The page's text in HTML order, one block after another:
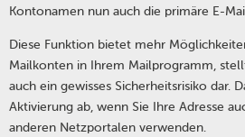
Kontonamen nun auch die primäre E-
Diese Funktion bietet mehr
Mailkonten in Ihrem Mailprogramm,
auch ein gewisses Sicherheitsrisiko dar.
Aktivierung ab, wenn Sie Ihre Adresse
anderen Netzportalen verwenden.